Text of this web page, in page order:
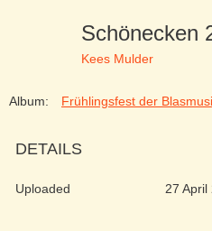
Schönecken
Kees Mulder
Album: Frühlingsfest der
DETAILS
Uploaded 27 April